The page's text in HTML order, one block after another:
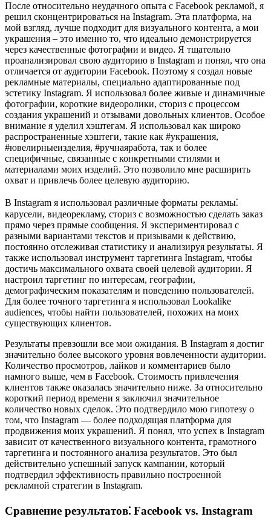
После относительно неудачного опыта с Facebook рекламой, я
решил сконцентрироваться на Instagram. Эта платформа, на
мой взгляд, лучше подходит для визуального контента, а мои
украшения – это именно то, что идеально демонстрируется
через качественные фотографии и видео. Я тщательно
проанализировал свою аудиторию в Instagram и понял, что она
отличается от аудитории Facebook. Поэтому я создал новые
рекламные материалы, специально адаптированные под
эстетику Instagram. Я использовал более живые и динамичные
фотографии, короткие видеоролики, сториз с процессом
создания украшений и отзывами довольных клиентов. Особое
внимание я уделил хэштегам. Я использовал как широко
распространенные хэштеги, такие как #украшения,
#ювелирныеизделия, #ручнаяработа, так и более
специфичные, связанные с конкретными стилями и
материалами моих изделий. Это позволило мне расширить
охват и привлечь более целевую аудиторию.
В Instagram я использовал различные форматы рекламы⁚
карусели, видеорекламу, сториз с возможностью сделать заказ
прямо через прямые сообщения. Я экспериментировал с
разными вариантами текстов и призывами к действию,
постоянно отслеживая статистику и анализируя результаты. Я
также использовал инструмент таргетинга Instagram, чтобы
достичь максимального охвата своей целевой аудитории. Я
настроил таргетинг по интересам, географии,
демографическим показателям и поведению пользователей.
Для более точного таргетинга я использовал Lookalike
audiences, чтобы найти пользователей, похожих на моих
существующих клиентов.
Результаты превзошли все мои ожидания. В Instagram я достиг
значительно более высокого уровня вовлеченности аудитории.
Количество просмотров, лайков и комментариев было
намного выше, чем в Facebook. Стоимость привлечения
клиентов также оказалась значительно ниже. За относительно
короткий период времени я заключил значительное
количество новых сделок. Это подтвердило мою гипотезу о
том, что Instagram — более подходящая платформа для
продвижения моих украшений. Я понял, что успех в Instagram
зависит от качественного визуального контента, грамотного
таргетинга и постоянного анализа результатов. Это был
действительно успешный запуск кампании, который
подтвердил эффективность правильно построенной
рекламной стратегии в Instagram.
Сравнение результатов⁚ Facebook vs. Instagram